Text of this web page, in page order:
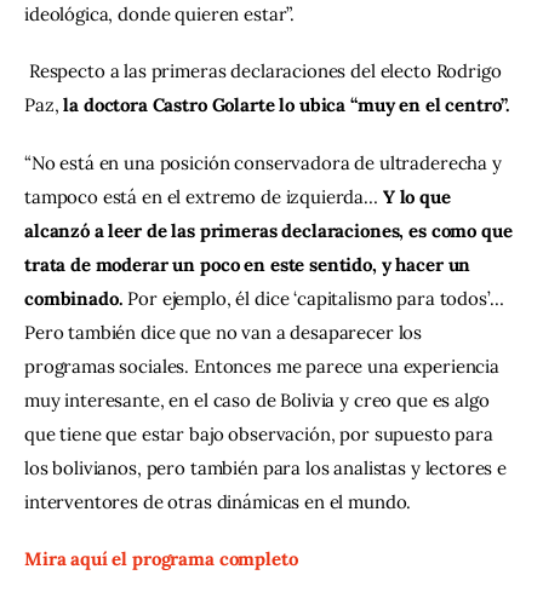
ideológica, donde quieren estar”.
Paz, la doctora Castro Golarte lo ubica “muy en el centro”.
“No está en una posición conservadora de ultraderecha y
tampoco está en el extremo de izquierda… Y lo que
alcanzó a leer de las primeras declaraciones, es como que
trata de moderar un poco en este sentido, y hacer un
combinado. Por ejemplo, él dice ‘capitalismo para todos’…
Pero también dice que no van a desaparecer los
programas sociales. Entonces me parece una experiencia
muy interesante, en el caso de Bolivia y creo que es algo
que tiene que estar bajo observación, por supuesto para
los bolivianos, pero también para los analistas y lectores e
interventores de otras dinámicas en el mundo.
Mira aquí el programa completo